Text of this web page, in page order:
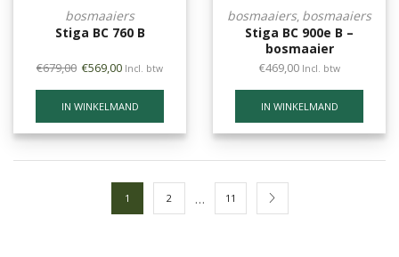
bosmaaiers
Stiga BC 760 B
€679,00 €569,00 Incl. btw
IN WINKELMAND
bosmaaiers, bosmaaiers
Stiga BC 900e B –
bosmaaier
€469,00 Incl. btw
IN WINKELMAND
1 2 … 11